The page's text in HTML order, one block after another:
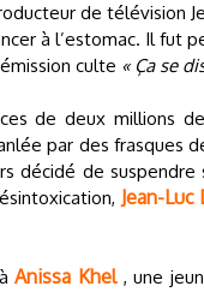
de télévision
à l’estomac. Il fut
culte « Ça se
de deux millions
par des frasques
décidé de
Jean-Luc
àAnissa Khel, une